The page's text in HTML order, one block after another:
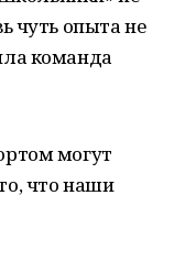
чуть опыта не
команда
могут
что наши